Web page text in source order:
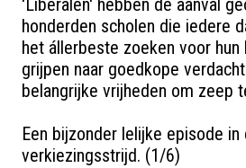
'Liberalen' hebben de aanval
honderden scholen die iedere
het állerbeste zoeken voor hun
grijpen naar goedkope
belangrijke vrijheden om zeep
Een bijzonder lelijke episode in
verkiezingsstrijd. (1/6)